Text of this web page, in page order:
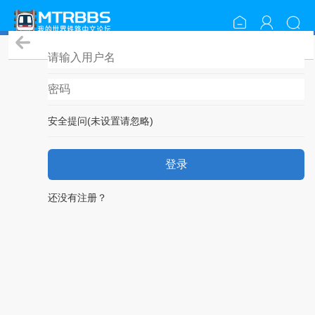
安全提问(未设置请忽略)
登录
还没有注册？